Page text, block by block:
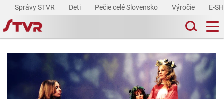
Správy STVR Deti Pečie celé Slovensko Výročie E-